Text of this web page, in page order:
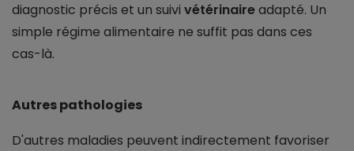
diagnostic précis et un suivi vétérinaireadapté. Un
simple régime alimentaire ne suffit pas dans ces
cas-là.
Autres pathologies
D'autres maladies peuvent indirectement favoriser